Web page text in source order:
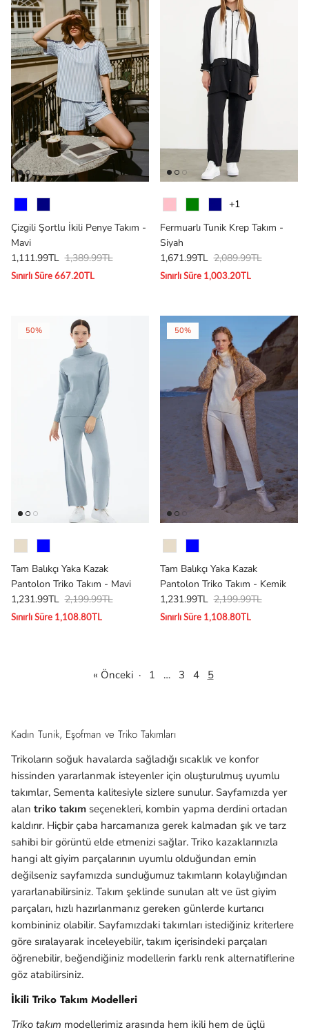
Renk
Çizgili Şortlu İkili Penye Takım -
Mavi
1,111.99TL 1,389.99TL
Sınırlı Süre 667.20TL
Renk
+1
Fermuarlı Tunik Krep Takım -
Siyah
1,671.99TL 2,089.99TL
Sınırlı Süre 1,003.20TL
50%
Renk
Tam Balıkçı Yaka Kazak
Pantolon Triko Takım - Mavi
1,231.99TL 2,199.99TL
Sınırlı Süre 1,108.80TL
50%
Renk
Tam Balıkçı Yaka Kazak
Pantolon Triko Takım - Kemik
1,231.99TL 2,199.99TL
Sınırlı Süre 1,108.80TL
« Önceki · 1 … 3 4 5
Kadın Tunik, Eşofman ve Triko Takımları
Trikoların soğuk havalarda sağladığı sıcaklık ve konfor
hissinden yararlanmak isteyenler için oluşturulmuş uyumlu
takımlar, Sementa kalitesiyle sizlere sunulur. Sayfamızda yer
alan triko takım seçenekleri, kombin yapma derdini ortadan
kaldırır. Hiçbir çaba harcamanıza gerek kalmadan şık ve tarz
sahibi bir görüntü elde etmenizi sağlar. Triko kazaklarınızla
hangi alt giyim parçalarının uyumlu olduğundan emin
değilseniz sayfamızda sunduğumuz takımların kolaylığından
yararlanabilirsiniz. Takım şeklinde sunulan alt ve üst giyim
parçaları, hızlı hazırlanmanız gereken günlerde kurtarıcı
kombininiz olabilir. Sayfamızdaki takımları istediğiniz kriterlere
göre sıralayarak inceleyebilir, takım içerisindeki parçaları
öğrenebilir, beğendiğiniz modellerin farklı renk alternatiflerine
göz atabilirsiniz.
İkili Triko Takım Modelleri
Triko takım modellerimiz arasında hem ikili hem de üçlü